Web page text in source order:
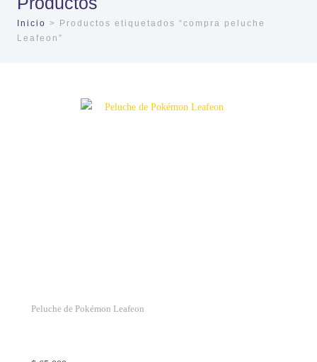
Inicio > Productos etiquetados “compra peluche
Leafeon”
Peluche de Pokémon Leafeon